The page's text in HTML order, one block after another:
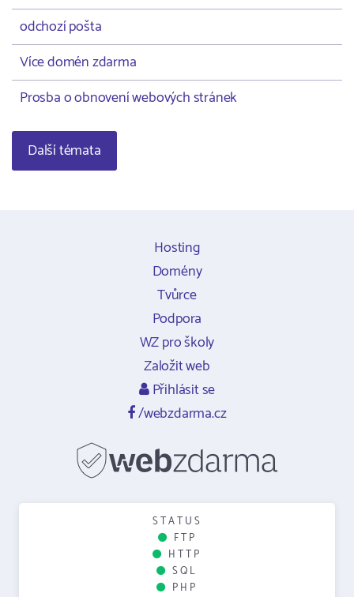
odchozí pošta
Více domén zdarma
Prosba o obnovení webových stránek
Další témata
Hosting
Domény
Tvůrce
Podpora
WZ pro školy
Založit web
Přihlásit se
/webzdarma.cz
STATUS
FTP
HTTP
SQL
PHP